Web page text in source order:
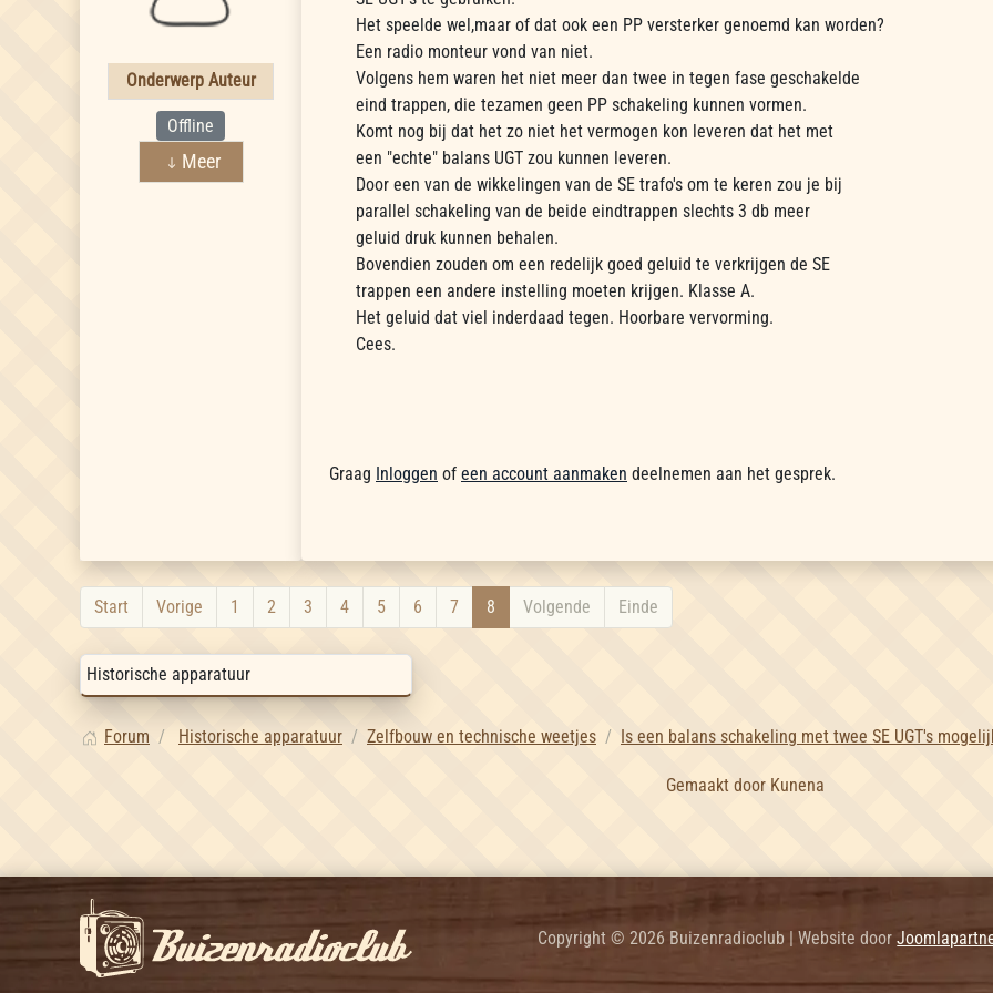
Onderwerp Auteur
Offline
Meer
Het speelde wel,maar of dat ook een PP versterker genoemd kan worden?
Een radio monteur vond van niet.
Volgens hem waren het niet meer dan twee in tegen fase geschakelde
eind trappen, die tezamen geen PP schakeling kunnen vormen.
Komt nog bij dat het zo niet het vermogen kon leveren dat het met
een "echte" balans UGT zou kunnen leveren.
Door een van de wikkelingen van de SE trafo's om te keren zou je bij
parallel schakeling van de beide eindtrappen slechts 3 db meer
geluid druk kunnen behalen.
Bovendien zouden om een redelijk goed geluid te verkrijgen de SE
trappen een andere instelling moeten krijgen. Klasse A.
Het geluid dat viel inderdaad tegen. Hoorbare vervorming.
Cees.
Graag Inloggen of een account aanmaken deelnemen aan het gesprek.
Start Vorige 1 2 3 4 5 6 7 8 Volgende Einde
Forum Historische apparatuur Zelfbouw en technische weetjes Is een balans schakeling met twee SE UGT's
Gemaakt door Kunena
Copyright © 2026 Buizenradioclub | Website door